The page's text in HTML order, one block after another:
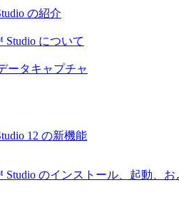
の紹介
について
ータキャプチャ
12 の新機能
のインストール、起動、お